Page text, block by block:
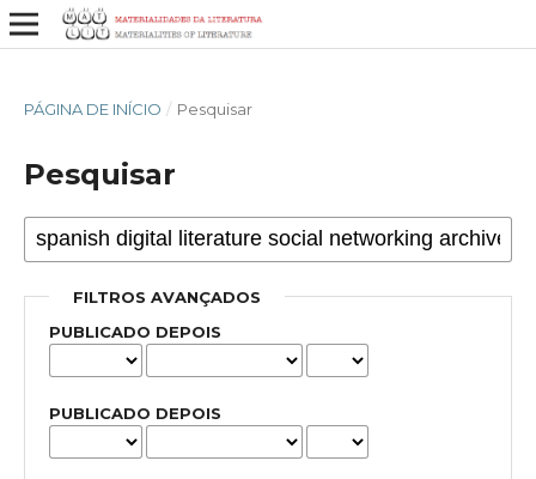
PÁGINA DE INÍCIO / Pesquisar
Pesquisar
FILTROS AVANÇADOS
PUBLICADO DEPOIS
PUBLICADO DEPOIS